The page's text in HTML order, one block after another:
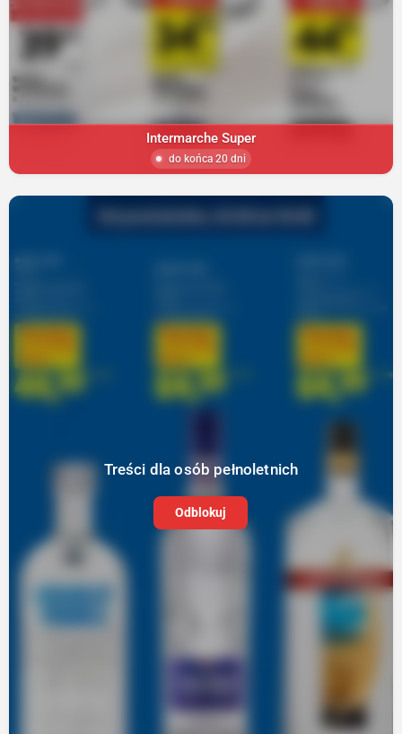
Intermarche Super
do końca 20 dni
Treści dla osób pełnoletnich
Odblokuj